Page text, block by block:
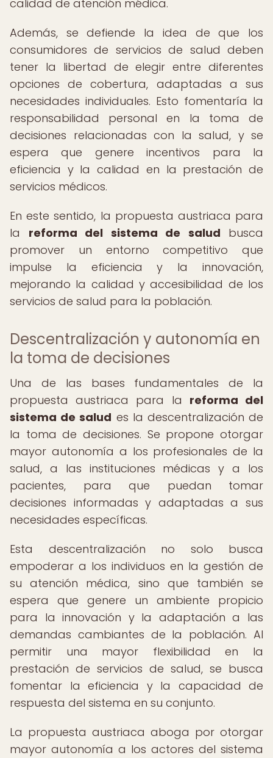
calidad de atención médica.
Además, se defiende la idea de que los
consumidores de servicios de salud deben
tener la libertad de elegir entre diferentes
opciones de cobertura, adaptadas a sus
necesidades individuales. Esto fomentaría la
responsabilidad personal en la toma de
decisiones relacionadas con la salud, y se
espera que genere incentivos para la
eficiencia y la calidad en la prestación de
servicios médicos.
En este sentido, la propuesta austriaca para
la reforma del sistema de salud busca
promover un entorno competitivo que
impulse la eficiencia y la innovación,
mejorando la calidad y accesibilidad de los
servicios de salud para la población.
Descentralización y autonomía en
la toma de decisiones
Una de las bases fundamentales de la
propuesta austriaca para la reforma del
sistema de salud es la descentralización de
la toma de decisiones. Se propone otorgar
mayor autonomía a los profesionales de la
salud, a las instituciones médicas y a los
pacientes, para que puedan tomar
decisiones informadas y adaptadas a sus
necesidades específicas.
Esta descentralización no solo busca
empoderar a los individuos en la gestión de
su atención médica, sino que también se
espera que genere un ambiente propicio
para la innovación y la adaptación a las
demandas cambiantes de la población. Al
permitir una mayor flexibilidad en la
prestación de servicios de salud, se busca
fomentar la eficiencia y la capacidad de
respuesta del sistema en su conjunto.
La propuesta austriaca aboga por otorgar
mayor autonomía a los actores del sistema